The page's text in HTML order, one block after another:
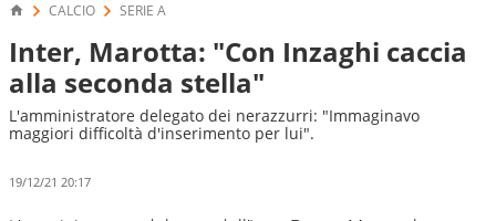
CALCIO SERIE A
Inter, Marotta: "Con Inzaghi caccia
alla seconda stella"
L'amministratore delegato dei nerazzurri: "Immaginavo
maggiori difficoltà d'inserimento per lui".
19/12/21 20:17